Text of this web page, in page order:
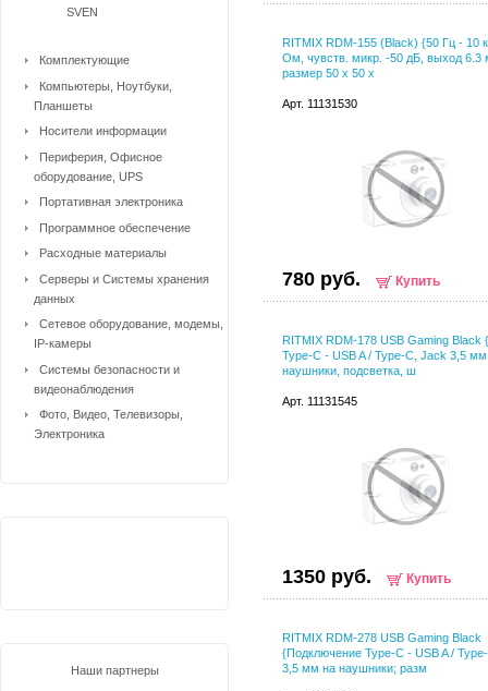
RITMIX RDM-155 (Black) {50 Гц - 10
Ом, чувств. микр. -50 дБ, выход 6.3
размер 50 x 50 x
Арт. 11131530
780 руб. Купить
RITMIX RDM-178 USB Gaming Black
Type-C - USB A / Type-C, Jack 3,5
наушники, подсветка, ш
Арт. 11131545
1350 руб. Купить
RITMIX RDM-278 USB Gaming Black
{Подключение Type-C - USB A /
3,5 мм на наушники; разм
SVEN
Комплектующие
Компьютеры, Ноутбуки,
Планшеты
Носители информации
Периферия, Офисное
оборудование, UPS
Портативная электроника
Программное обеспечение
Расходные материалы
Серверы и Системы хранения
данных
Сетевое оборудование, модемы,
IP-камеры
Системы безопасности и
видеонаблюдения
Фото, Видео, Телевизоры,
Электроника
Наши партнеры